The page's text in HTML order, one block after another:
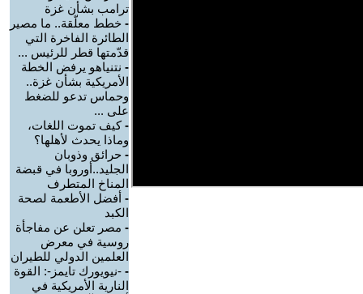
ترامب بشأن غزة
- خطط معلّقة.. ما مصير
الطائرة الفاخرة التي
قدّمتها قطر للرئيس ...
- نتنياهو يرفض الخطة
الأمريكية بشأن غزة..
وحماس تدعو للضغط
على ...
-كيف تموت اللغات،
وماذا يحدث لأهلها؟
- حرائق وذوبان
الجليد..أوروبا في قبضة
المناخ المتطرف
- أفضل الأطعمة لصحة
الكبد
- مصر تعلن عن مفاجأة
روسية في معرض
العلمين الدولي للطيران
- -نيويورك تايمز-: القوة
النارية الأمريكية في